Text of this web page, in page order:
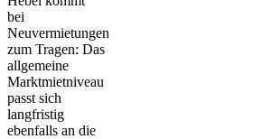
bei
Neuvermietungen
zum Tragen: Das
allgemeine
Marktmietniveau
passt sich
langfristig
ebenfalls an die